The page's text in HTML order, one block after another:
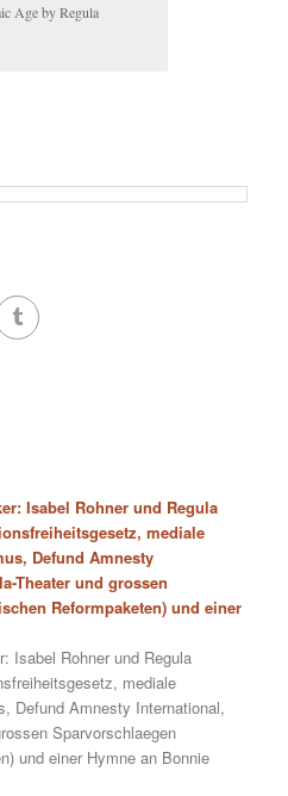
Age by Regula
Isabel Rohner und Regula
mediale
Defund Amnesty
Theater und grossen
Reformpaketen) und einer
Isabel Rohner und Regula
mediale
Defund Amnesty International,
Sparvorschlaegen
und einer Hymne an Bonnie